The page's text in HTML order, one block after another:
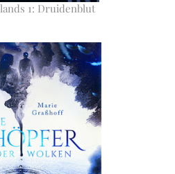
1: Druidenblut